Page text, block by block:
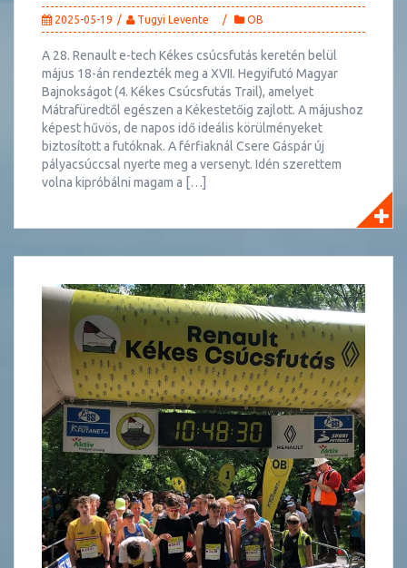
2025-05-19 Tugyi Levente OB
A 28. Renault e-tech Kékes csúcsfutás keretén belül
május 18-án rendezték meg a XVII. Hegyifutó Magyar
Bajnokságot (4. Kékes Csúcsfutás Trail), amelyet
Mátrafüredtől egészen a Kékestetőig zajlott. A májushoz
képest hűvös, de napos idő ideális körülményeket
biztosított a futóknak. A férfiaknál Csere Gáspár új
pályacsúccsal nyerte meg a versenyt. Idén szerettem
volna kipróbálni magam a […]